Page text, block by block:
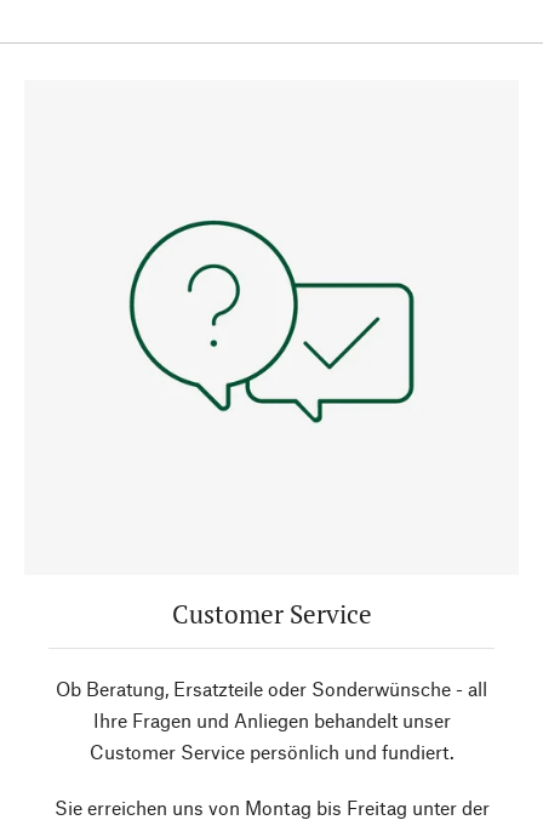
Customer Service
Ob Beratung, Ersatzteile oder Sonderwünsche - all
Ihre Fragen und Anliegen behandelt unser
Customer Service persönlich und fundiert.
Sie erreichen uns von Montag bis Freitag unter der